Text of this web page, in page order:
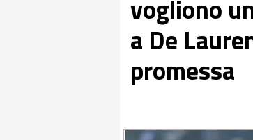
vogliono
a De
promessa